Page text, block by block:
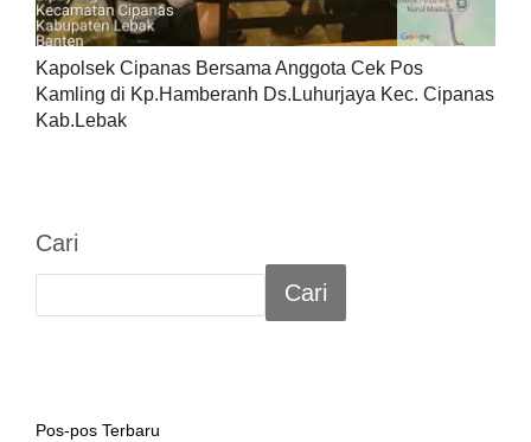
Kapolsek Cipanas Bersama Anggota Cek Pos
Kamling di Kp.Hamberanh Ds.Luhurjaya Kec. Cipanas
Kab.Lebak
Cari
Cari
Pos-pos Terbaru